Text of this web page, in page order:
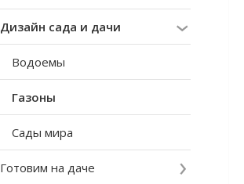
Дизайн сада и дачи
Водоемы
Газоны
Сады мира
Готовим на даче